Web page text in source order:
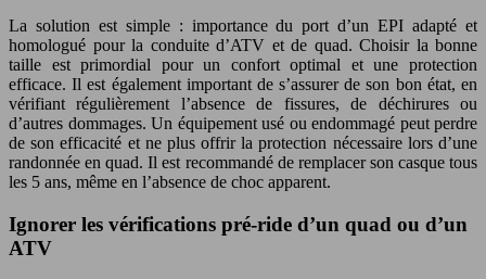
La solution est simple : importance du port d’un EPI adapté et
homologué pour la conduite d’ATV et de quad. Choisir la bonne
taille est primordial pour un confort optimal et une protection
efficace. Il est également important de s’assurer de son bon état, en
vérifiant régulièrement l’absence de fissures, de déchirures ou
d’autres dommages. Un équipement usé ou endommagé peut perdre
de son efficacité et ne plus offrir la protection nécessaire lors d’une
randonnée en quad. Il est recommandé de remplacer son casque tous
les 5 ans, même en l’absence de choc apparent.
Ignorer les vérifications pré-ride d’un quad ou d’un
ATV